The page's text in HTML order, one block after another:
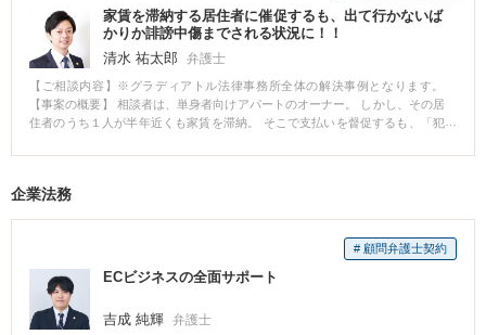
たところ、相手方の代理人弁護士から連絡が、請求額全額を払うので財産開
示手続きは取り下げて欲しいということでした。 速やかに合意書を締結し、
判決で認められていた１０年分の遅延損害金も含め全額の回収に成功しまし
た。会社は、最終的には遅延損害金で元金の２倍程度に増えた金額を支払う
ことになりました。 【弁護士からのコメント】 判決は１０年で時効にかかっ
てしまいます。勝訴判決があっても、１０年間なにもなければ相手は金銭を
払わなくてよいのです。 このケースはご相談の時点で、時効まで数週間しか
間との戦いでした。 判決を取得したものの、相手方が払わずにそのままとい
ば、当時資力がなかった相手方が、相続や就業で財産が増えている可能性も
相談いただければ、財産調査や強制執行をお手伝いさせていただきます。
家賃を滞納する居住者に催促するも、出て行かないば
かりか誹謗中傷までされる状況に！！
清水 祐太郎
弁護士
【ご相談内容】※グラディアトル法律事務所全体の解決事例となります。
【事案の概要】 相談者は、単身者向けアパートのオーナー。 しかし、その居
住者のうち１人が半年近くも家賃を滞納。 そこで支払いを督促するも、「犯
者がストーカー行為をしている、脅迫している等、事実無根の誹謗中傷まで
と、当事務所に相談に来られました 【弁護士介入後】 早速、未払い賃料を支
に。 それでも相手方は、何らの証拠も根拠も示さずに相談者が犯罪者である
などと誹謗中傷を並べ立てて訴訟を遅延させようとしてきました。 しかし、
いずれも訴訟に無関係な主張であると反論することで、早期に勝訴判決を取
得。 その後、部屋の明け渡し等の強制執行に取り掛かって、無事解決となり
ました。 【弁護士から一言】 日本の法律では、自力救済が禁じられていま
企業法務
# 顧問弁護士契約
ECビジネスの全面サポート
吉成 純輝 弁護士